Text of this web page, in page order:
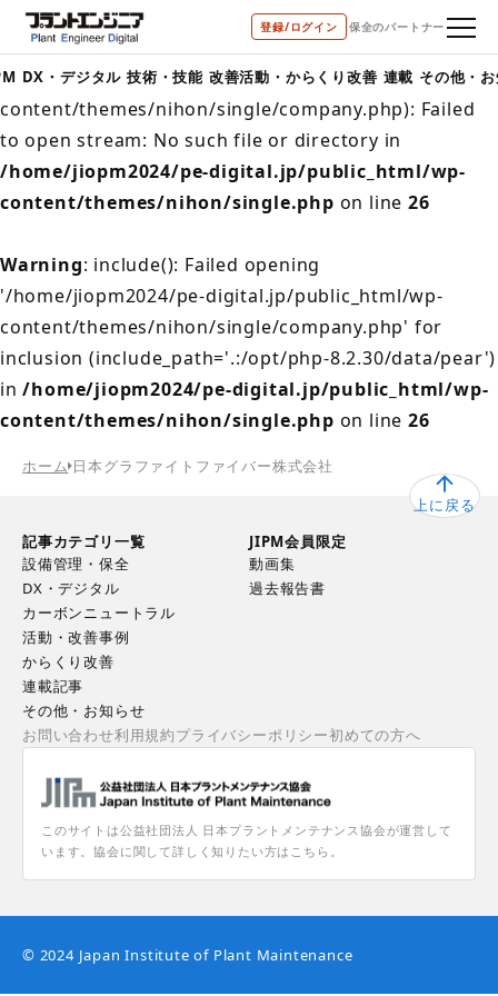
登録/ログイン 保全のパートナー
DX・デジタル 技術・技能 改善活動・からくり改善 連載 その他・
Warning: include(/home/jiopm2024/pe-
digital.jp/public_html/wp-
content/themes/nihon/single/company.php): Failed
to open stream: No such file or directory in
/home/jiopm2024/pe-digital.jp/public_html/wp-
content/themes/nihon/single.php on line26
Warning: include(): Failed opening
'/home/jiopm2024/pe-digital.jp/public_html/wp-
content/themes/nihon/single/company.php' for
inclusion (include_path='.:/opt/php-8.2.30/data/pear')
in/home/jiopm2024/pe-digital.jp/public_html/wp-
content/themes/nihon/single.php on line26
ホーム 日本グラファイトファイバー株式会社
上に戻る
このサイトは公益社団法人 日本プラントメンテナンス協会が運営して
います。協会に関して詳しく知りたい方はこちら。
記事カテゴリ一覧
設備管理・保全
DX・デジタル
カーボンニュートラル
活動・改善事例
からくり改善
連載記事
その他・お知らせ
JIPM会員限定
動画集
過去報告書
お問い合わせ利用規約プライバシーポリシー初めての方へ
© 2024 Japan Institute of Plant Maintenance